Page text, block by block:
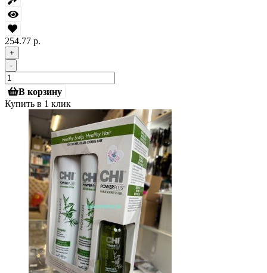
254.77 р.
+
-
В корзину
Купить в 1 клик